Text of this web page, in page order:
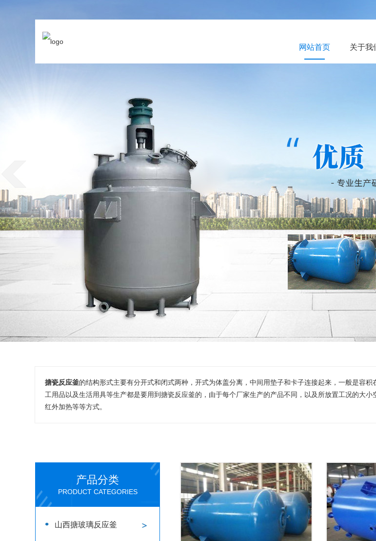
网站首页 关于我
搪瓷反应釜的结构形式主要有分开式和闭式两种，开式为体盖分离，中间用垫子和卡子连接起来，一般是容
工用品以及生活用具等生产都是要用到搪瓷反应釜的，由于每个厂家生产的产品不同，以及所放置工况的大
红外加热等等方式。
产品分类
PRODUCT CATEGORIES
山西搪玻璃反应釜